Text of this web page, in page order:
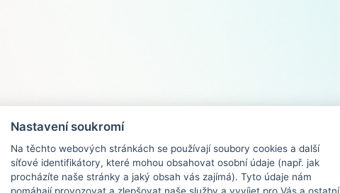
Nastavení soukromí
Na těchto webových stránkách se používají soubory cookies a další
síťové identifikátory, které mohou obsahovat osobní údaje (např. jak
procházíte naše stránky a jaký obsah vás zajímá). Tyto údaje nám